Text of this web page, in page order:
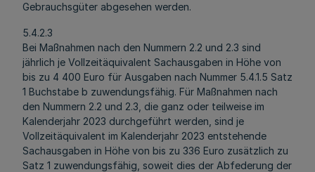
Gebrauchsgüter abgesehen werden.
5.4.2.3
Bei Maßnahmen nach den Nummern 2.2 und 2.3 sind
jährlich je Vollzeitäquivalent Sachausgaben in Höhe von
bis zu 4 400 Euro für Ausgaben nach Nummer 5.4.1.5 Satz
1 Buchstabe b zuwendungsfähig. Für Maßnahmen nach
den Nummern 2.2 und 2.3, die ganz oder teilweise im
Kalenderjahr 2023 durchgeführt werden, sind je
Vollzeitäquivalent im Kalenderjahr 2023 entstehende
Sachausgaben in Höhe von bis zu 336 Euro zusätzlich zu
Satz 1 zuwendungsfähig, soweit dies der Abfederung der